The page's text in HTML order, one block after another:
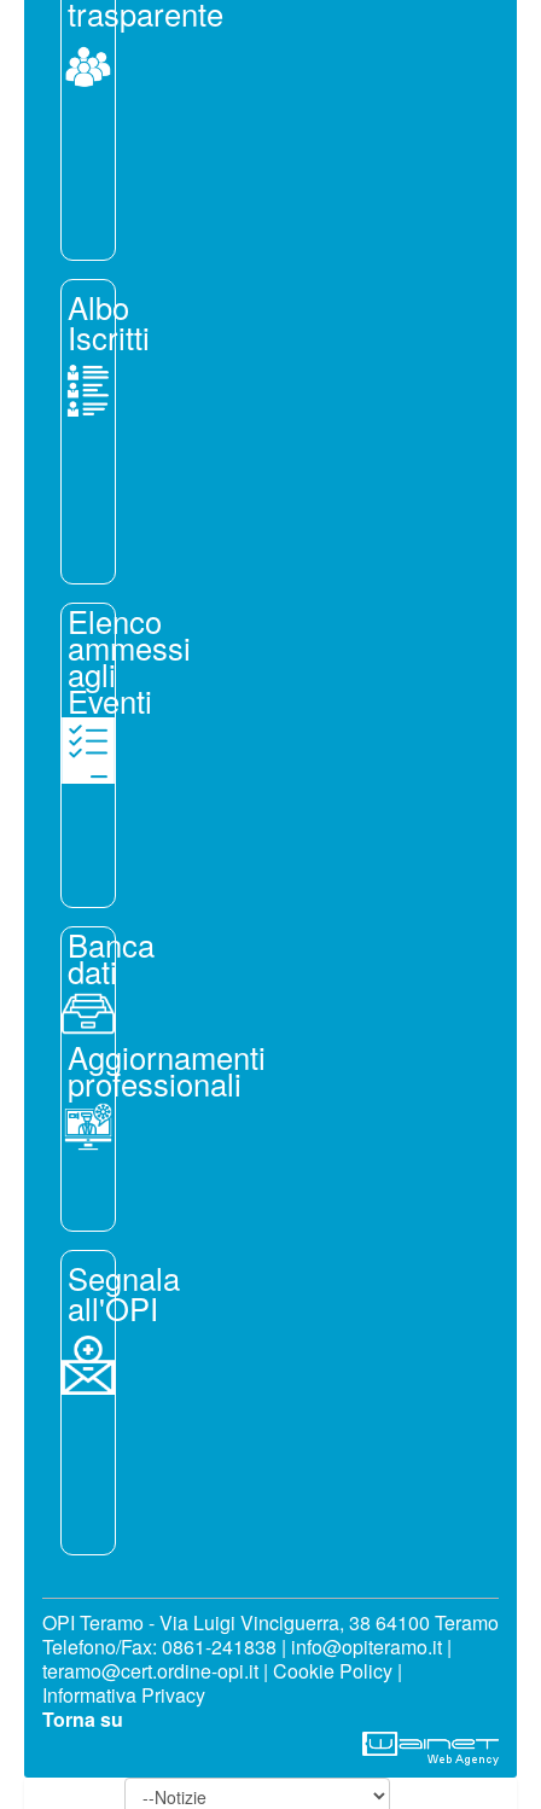
trasparente
Albo
Iscritti
Elenco
ammessi
agli
Eventi
Banca
dati
Aggiornamenti
professionali
Segnala
all'OPI
OPI Teramo - Via Luigi Vinciguerra, 38 64100 Teramo
Telefono/Fax: 0861-241838 | info@opiteramo.it |
teramo@cert.ordine-opi.it | Cookie Policy |
Informativa Privacy
Torna su